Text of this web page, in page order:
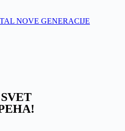
NOVE GENERACIJE